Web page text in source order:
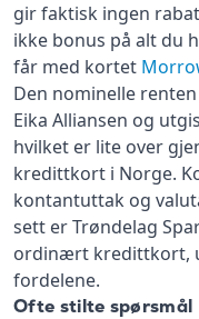
gir faktisk ingen
ikke bonus på alt du
får med kortet
Den nominelle
Eika Alliansen og
hvilket er lite over
kredittkort i Norge.
kontantuttak og
sett er Trøndelag
ordinært kredittkort,
fordelene.
Ofte stilte spørsmål